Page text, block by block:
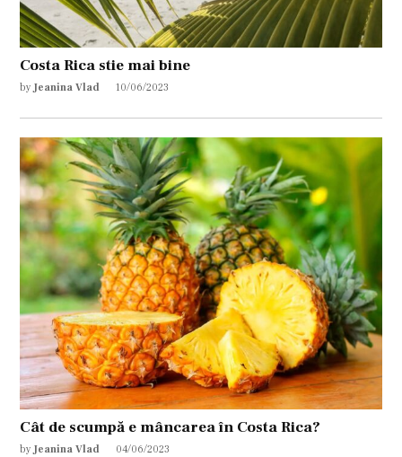
Costa Rica stie mai bine
by Jeanina Vlad 10/06/2023
Cât de scumpă e mâncarea în Costa Rica?
by Jeanina Vlad 04/06/2023